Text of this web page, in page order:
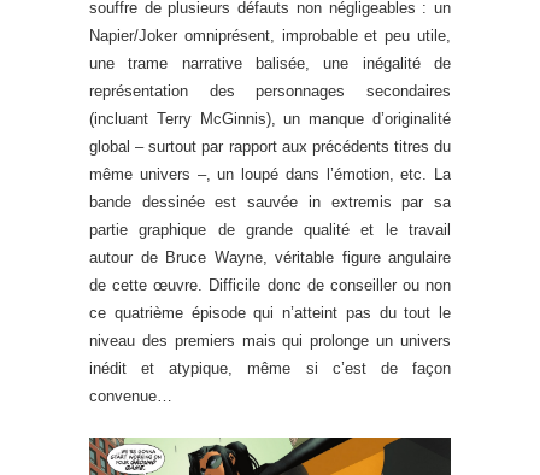
souffre de plusieurs défauts non négligeables : un
Napier/Joker omniprésent, improbable et peu utile,
une trame narrative balisée, une inégalité de
représentation des personnages secondaires
(incluant Terry McGinnis), un manque d’originalité
global – surtout par rapport aux précédents titres du
même univers –, un loupé dans l’émotion, etc. La
bande dessinée est sauvée in extremis par sa
partie graphique de grande qualité et le travail
autour de Bruce Wayne, véritable figure angulaire
de cette œuvre. Difficile donc de conseiller ou non
ce quatrième épisode qui n’atteint pas du tout le
niveau des premiers mais qui prolonge un univers
inédit et atypique, même si c’est de façon
convenue…